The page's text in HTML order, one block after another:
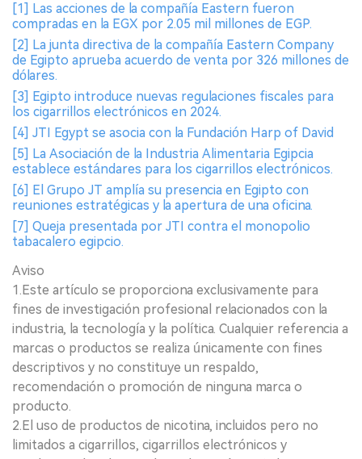
[1] Las acciones de la compañía Eastern fueron
compradas en la EGX por 2.05 mil millones de EGP.
[2] La junta directiva de la compañía Eastern Company
de Egipto aprueba acuerdo de venta por 326 millones de
dólares.
[3] Egipto introduce nuevas regulaciones fiscales para
los cigarrillos electrónicos en 2024.
[4] JTI Egypt se asocia con la Fundación Harp of David
[5] La Asociación de la Industria Alimentaria Egipcia
establece estándares para los cigarrillos electrónicos.
[6] El Grupo JT amplía su presencia en Egipto con
reuniones estratégicas y la apertura de una oficina.
[7] Queja presentada por JTI contra el monopolio
tabacalero egipcio.
Aviso
1.Este artículo se proporciona exclusivamente para
fines de investigación profesional relacionados con la
industria, la tecnología y la política. Cualquier referencia a
marcas o productos se realiza únicamente con fines
descriptivos y no constituye un respaldo,
recomendación o promoción de ninguna marca o
producto.
2.El uso de productos de nicotina, incluidos pero no
limitados a cigarrillos, cigarrillos electrónicos y